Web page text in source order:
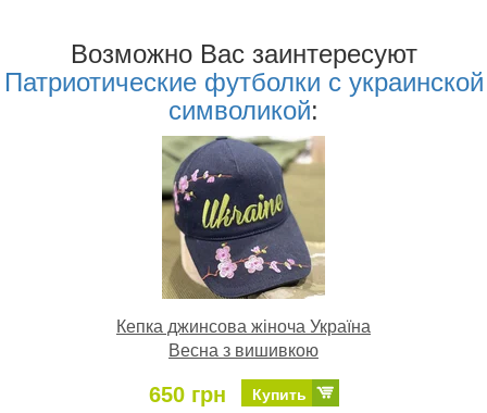
Возможно Ваc заинтересуют
Патриотические футболки с украинской
символикой:
Кепка джинсова жіноча Україна
Весна з вишивкою
650 грн Купить